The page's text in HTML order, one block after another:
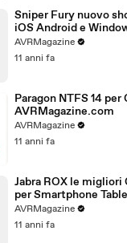
Sniper Fury nuovo
iOS Android e
AVRMagazine.com
AVRMagazine
11 anni fa
Paragon NTFS 14 per
AVRMagazine.com
AVRMagazine
11 anni fa
Jabra ROX le
per Smartphone
AVRMagazine.com
AVRMagazine
11 anni fa